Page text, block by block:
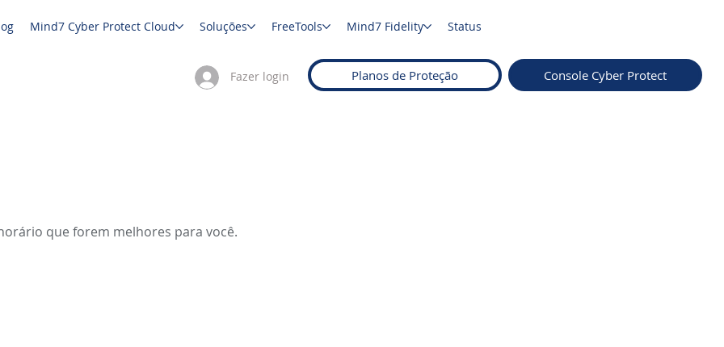
Fazer login Planos de Proteção Console Cyber Protect
Mind7 Cyber Protect Cloud Soluções FreeTools Mind7 Fidelity Status
que forem melhores para você.